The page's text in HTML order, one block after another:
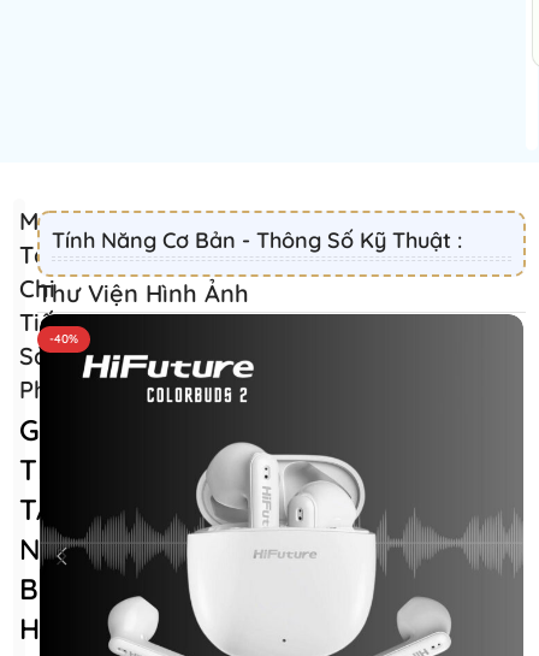
Mô
Tả
Chi
Tiết
Sản
Phẩm
GIỚI
THIỆU
TAI
NGHE
BLUETOOTH
HIFUTURE
Tính Năng Cơ Bản - Thông Số Kỹ Thuật :
Thư Viện Hình Ảnh
-40%